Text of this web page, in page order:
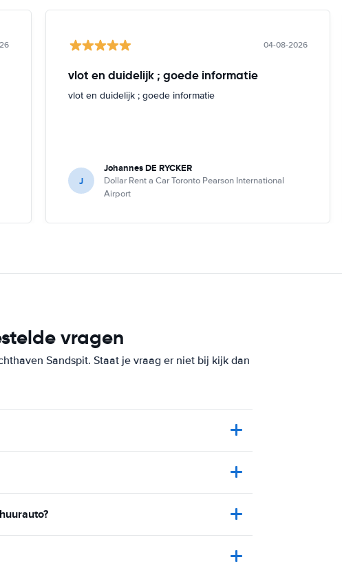
04-08-2026
vlot en duidelijk ; goede informatie
vlot en duidelijk ; goede informatie
J
Johannes DE RYCKER
Dollar Rent a Car Toronto Pearson International
Airport
vragen
Sandspit. Staat je vraag er niet bij kijk dan